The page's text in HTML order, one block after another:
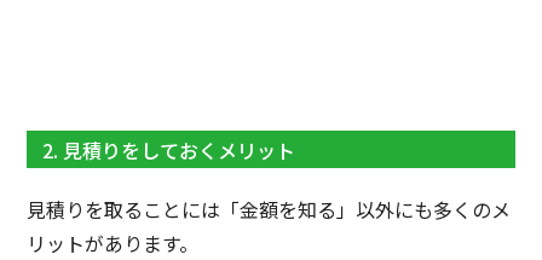
2. 見積りをしておくメリット
見積りを取ることには「金額を知る」以外にも多くのメ
リットがあります。